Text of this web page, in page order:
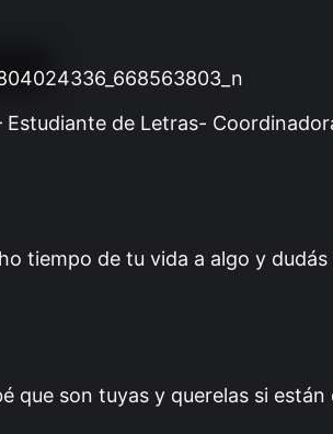
Estudiante de Letras-
tiempo de tu vida a algo y
que son tuyas y querelas si